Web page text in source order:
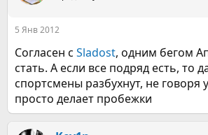
5 Янв 2012
Согласен с Sladost, одним бегом
стать. А если все подряд есть, то
спортсмены разбухнут, не говоря
просто делает пробежки